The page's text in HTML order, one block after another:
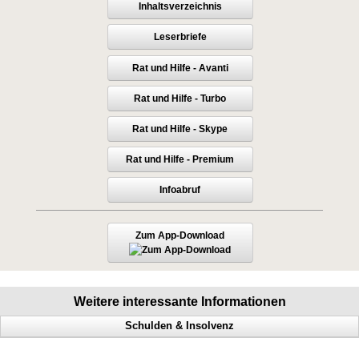
Inhaltsverzeichnis
Leserbriefe
Rat und Hilfe - Avanti
Rat und Hilfe - Turbo
Rat und Hilfe - Skype
Rat und Hilfe - Premium
Infoabruf
Zum App-Download
Weitere interessante Informationen
Schulden & Insolvenz